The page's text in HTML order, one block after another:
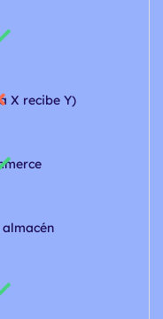
X recibe Y)
almacén